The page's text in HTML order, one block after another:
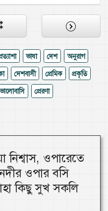
ভাষা দেশ
অনুরাগ
দেশবাসী প্রেমিক
প্রকৃতি
ভালোবাসি প্রেরণা
নিশ্বাস, ওপারেতে
ওপার বসি
কিছু সুখ সকলি